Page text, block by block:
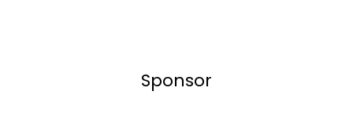
Sponsor